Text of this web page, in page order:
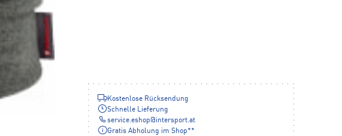
Kostenlose Rücksendung
Schnelle Lieferung
service.eshop@intersport.at
Gratis Abholung im Shop**